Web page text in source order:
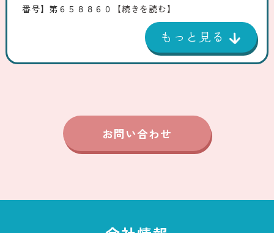
番号】第６５８８６０
【続きを読む】
お問い合わせ